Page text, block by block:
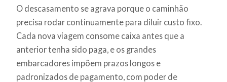
O descasamento se agrava porque o caminhão
precisa rodar continuamente para diluir custo fixo.
Cada nova viagem consome caixa antes que a
anterior tenha sido paga, e os grandes
embarcadores impõem prazos longos e
padronizados de pagamento, com poder de